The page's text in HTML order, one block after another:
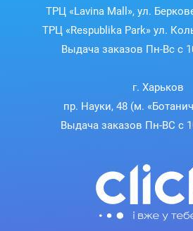
ТРЦ «Lavina Mall», ул.
ТРЦ «Respublika Park» ул.
Выдача заказов Пн-Вс с
г. Харьков
пр. Науки, 48 (м.
Выдача заказов Пн-ВС с